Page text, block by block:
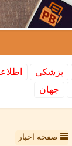
پزشكی
جهان
صفحه اخبار